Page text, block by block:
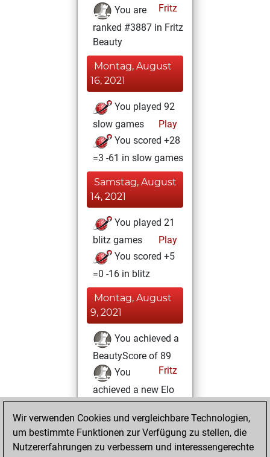
Fritz
You are
ranked #3887 in Fritz
Beauty
Montag, August
16, 2021
You played 92
slow games
Play
You scored +28
=3 -61 in slow games
Samstag, August
14, 2021
You played 21
blitz games
Play
You scored +5
=0 -16 in blitz
Montag, August
9, 2021
You achieved a
BeautyScore of 89
Fritz
You
achieved a new Elo
of 1675
Donnerstag, März
18, 2021
Wir verwenden Cookies und vergleichbare Technologien,
um bestimmte Funktionen zur Verfügung zu stellen, die
Nutzererfahrungen zu verbessern und interessengerechte